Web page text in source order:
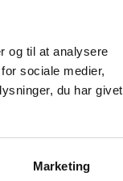
og til at analysere
sociale medier,
du har givet
Marketing